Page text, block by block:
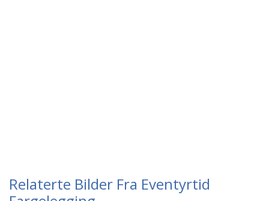
Relaterte Bilder Fra Eventyrtid